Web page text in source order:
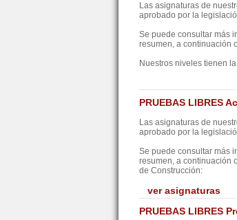
Las asignaturas de
aprobado por la
Se puede consultar más
resumen, a continuación
Nuestros niveles tienen
PRUEBAS LIBRES
Las asignaturas de
aprobado por la
Se puede consultar más
resumen, a continuación
de Construcción:
ver asignaturas
PRUEBAS LIBRES